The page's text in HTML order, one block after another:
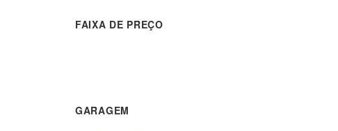
FAIXA DE PREÇO
GARAGEM